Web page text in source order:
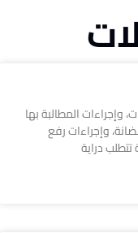
وإجراءات المطالبة بها
وإجراءات رفع
دراية